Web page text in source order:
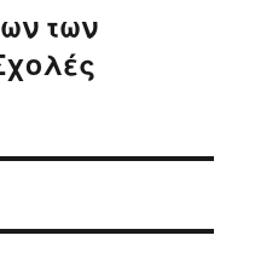
των